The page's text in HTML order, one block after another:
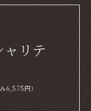
リテ
6,575円）